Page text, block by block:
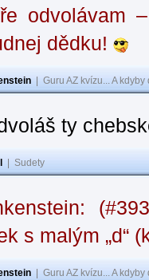
odvolávam
dědku!
Guru AZ kvízu... A
ty
Sudety
s malým „d“
Guru AZ kvízu... A